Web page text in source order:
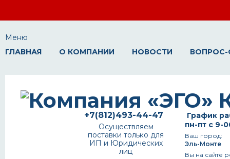
Меню
ГЛАВНАЯ
О КОМПАНИИ НОВОСТИ ВОПРОС-
График
пн-пт с 9-
Ваш город:
Эль-Монте
Вы на сайте
+7(812)493-44-47
Осуществляем
поставки только для
ИП и Юридических
лиц